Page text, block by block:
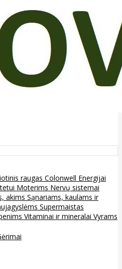
raugas Colonwell Energijai
Moterims Nervų sistemai
akims Sąnariams, kaulams ir
Supermaistas
Vitaminai ir mineralai Vyrams